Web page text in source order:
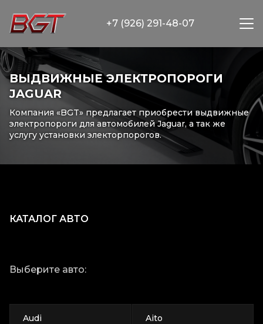
+7 (926) 291-48-07
ВЫДВИЖНЫЕ ЭЛЕКТРОПОРОГИ
JAGUAR
Компания «BGT» предлагает приобрести выдвижные
электропороги для автомобилей Jaguar, а так же
услугу установки электорпорогов.
КАТАЛОГ АВТО
Выберите авто:
Audi Aito